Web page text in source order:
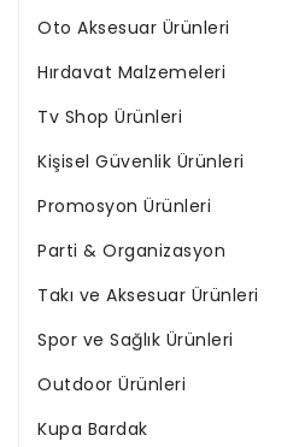
Oto Aksesuar Ürünleri
Hırdavat Malzemeleri
Tv Shop Ürünleri
Kişisel Güvenlik Ürünleri
Promosyon Ürünleri
Parti & Organizasyon
Takı ve Aksesuar Ürünleri
Spor ve Sağlık Ürünleri
Outdoor Ürünleri
Kupa Bardak